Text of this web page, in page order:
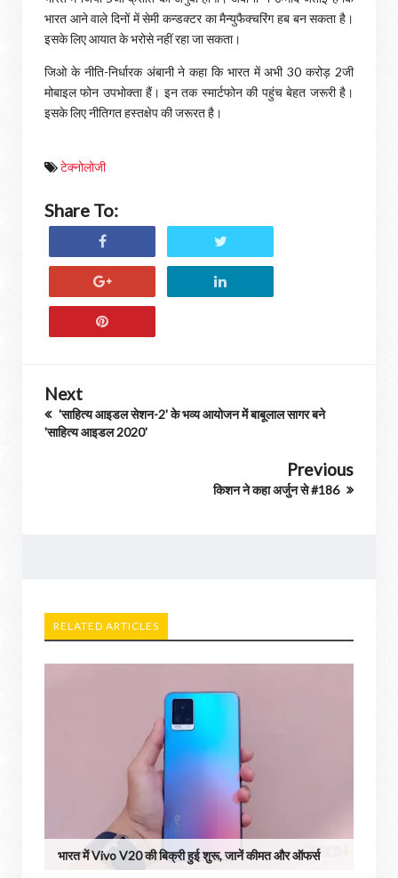
भारत आने वाले दिनों में सेमी कन्डक्टर का मैन्युफैक्चरिंग हब बन सकता है।
इसके लिए आयात के भरोसे नहीं रहा जा सकता।
जिओ के नीति-निर्धारक अंबानी ने कहा कि भारत में अभी 30 करोड़ 2जी
मोबाइल फोन उपभोक्ता हैं। इन तक स्मार्टफोन की पहुंच बेहत जरूरी है।
इसके लिए नीतिगत हस्तक्षेप की जरूरत है।
टेक्नोलोजी
Share To:
Next
'साहित्य आइडल सेशन-2' के भव्य आयोजन में बाबूलाल सागर बने
'साहित्य आइडल 2020'
Previous
किशन ने कहा अर्जुन से #186
RELATED ARTICLES
भारत में Vivo V20 की बिक्री हुई शुरू, जानें कीमत और ऑफर्स